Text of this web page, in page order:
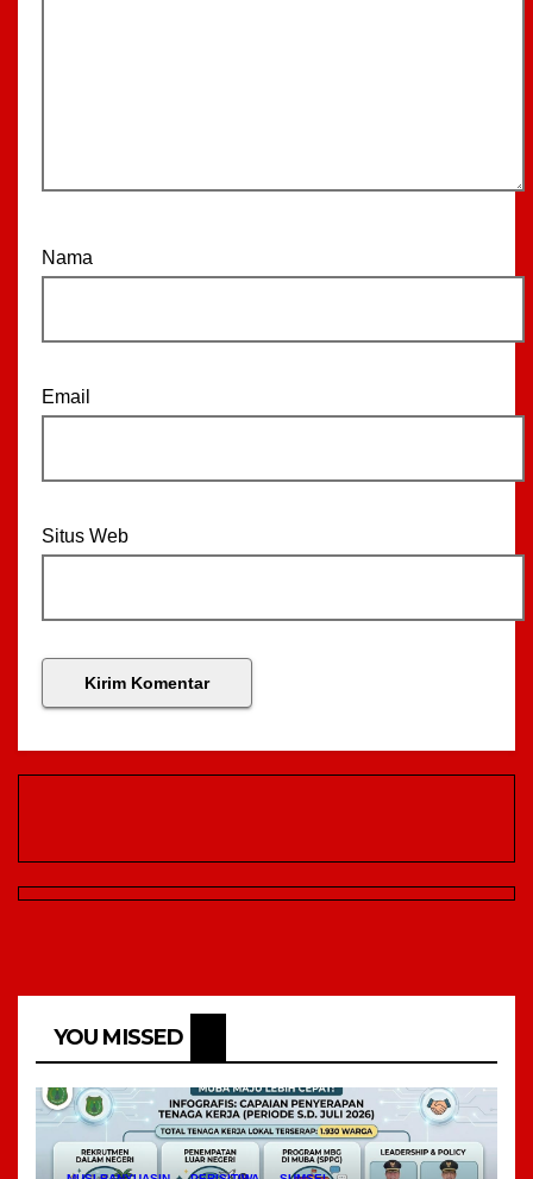
Nama
Email
Situs Web
YOU MISSED